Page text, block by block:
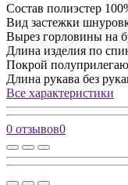
Состав полиэстер
Вид застежки
Вырез горловины на
Длина изделия по
Покрой
Длина рукава без
Все характеристики
0 отзывов0